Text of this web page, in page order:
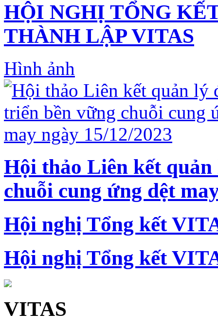
HỘI NGHỊ TỔNG
THÀNH LẬP VITAS
Hình ảnh
Hội thảo Liên kết
chuỗi cung ứng dệt
Hội nghị Tổng kết
Hội nghị Tổng kết
VITAS